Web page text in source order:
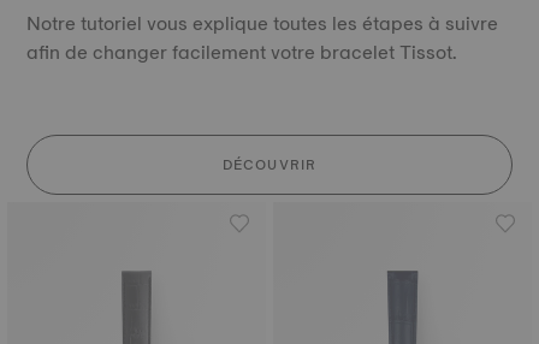
Notre tutoriel vous explique toutes les étapes à suivre
afin de changer facilement votre bracelet Tissot.
DÉCOUVRIR